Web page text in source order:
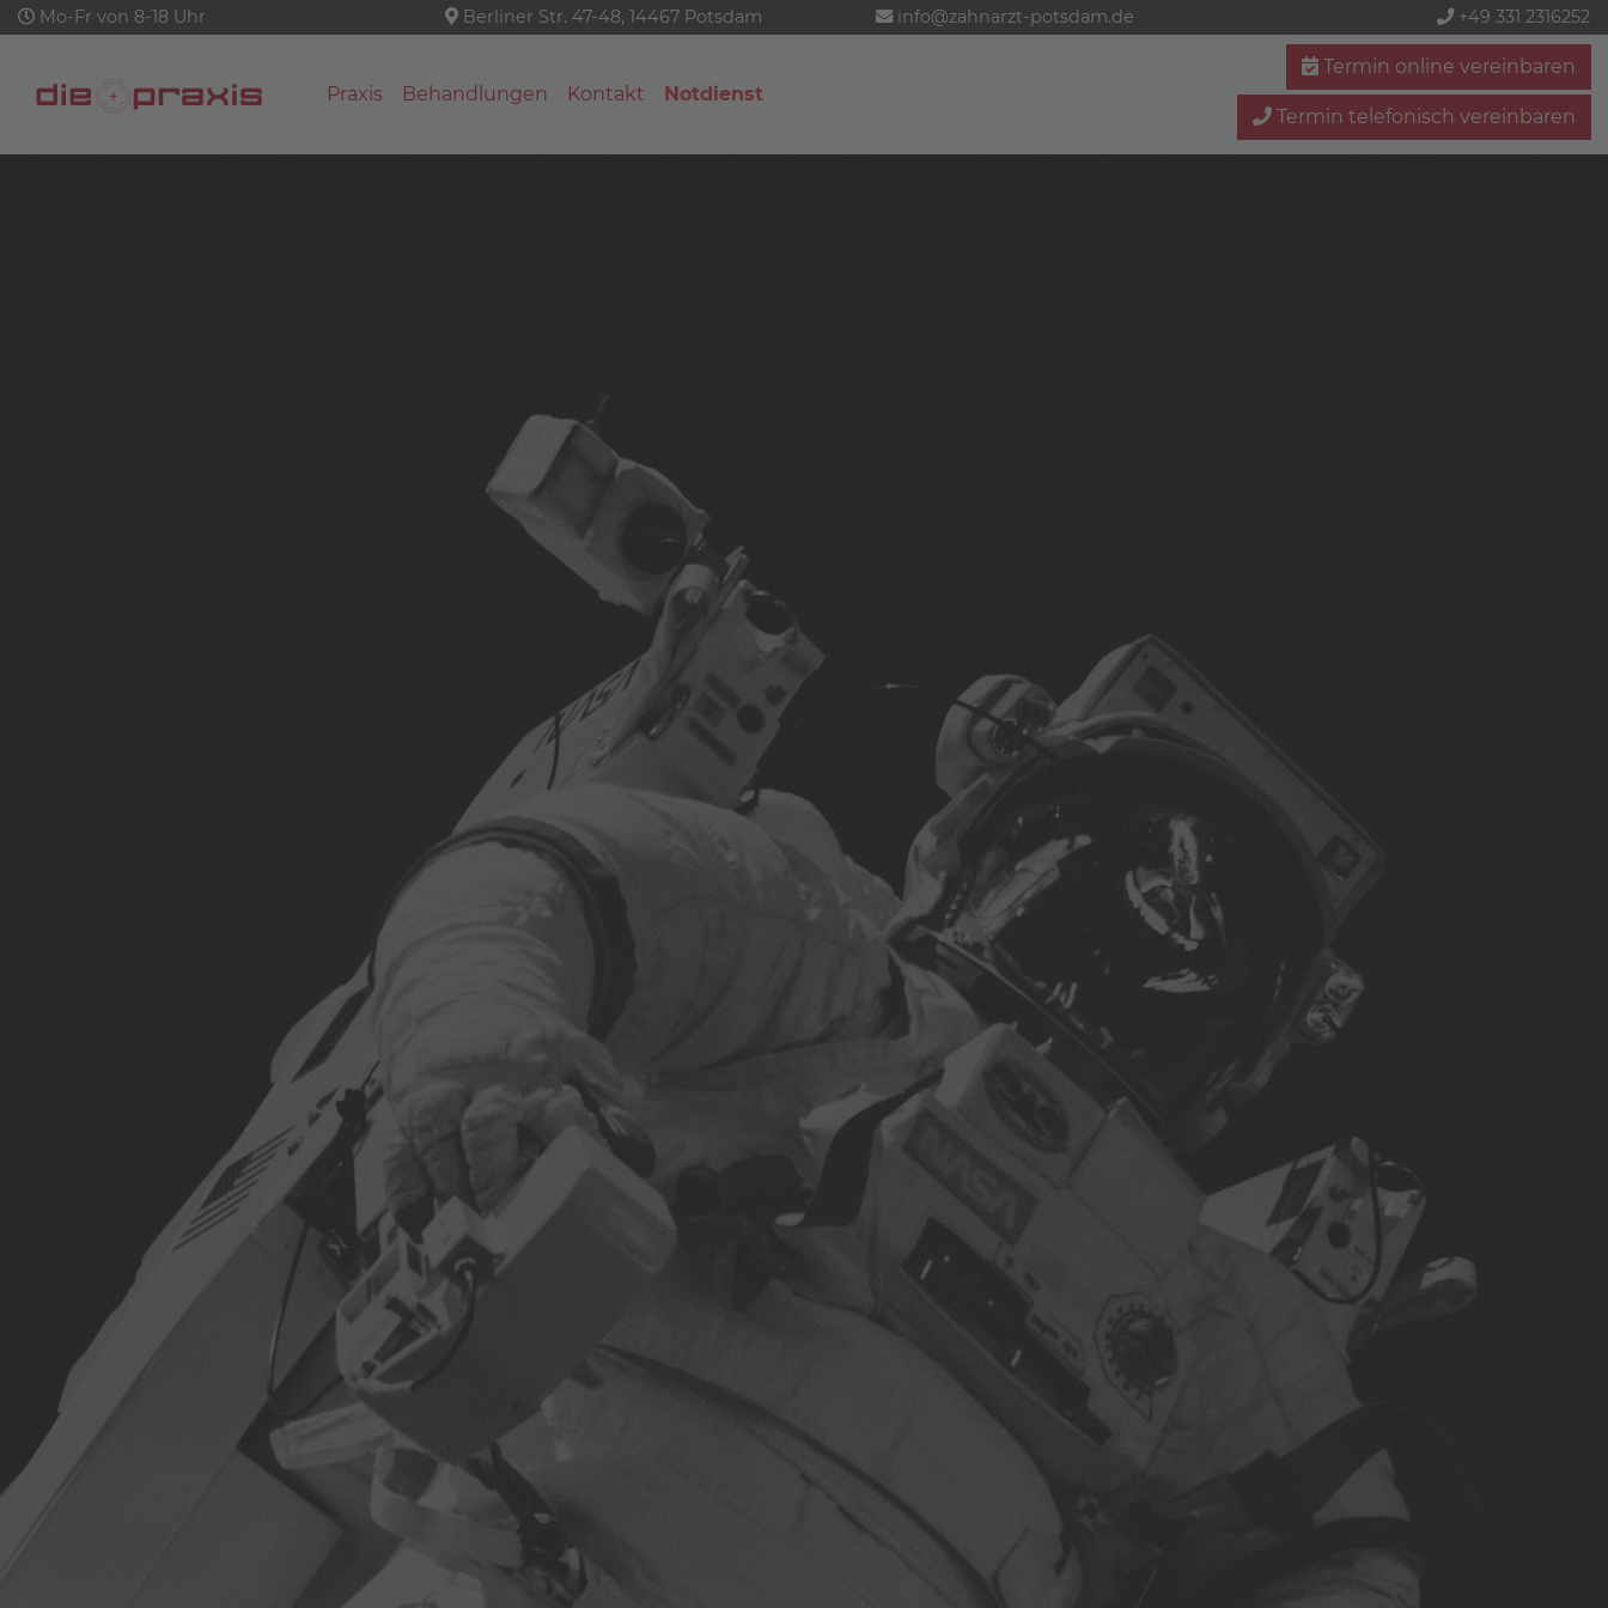
Mo-Fr von 8-18 Uhr Berliner Str. 47-48, 14467 Potsdam info@zahnarzt-potsdam.de +49 331 2316252
Praxis Behandlungen Kontakt Notdienst
Termin online vereinbaren
Termin telefonisch vereinbaren